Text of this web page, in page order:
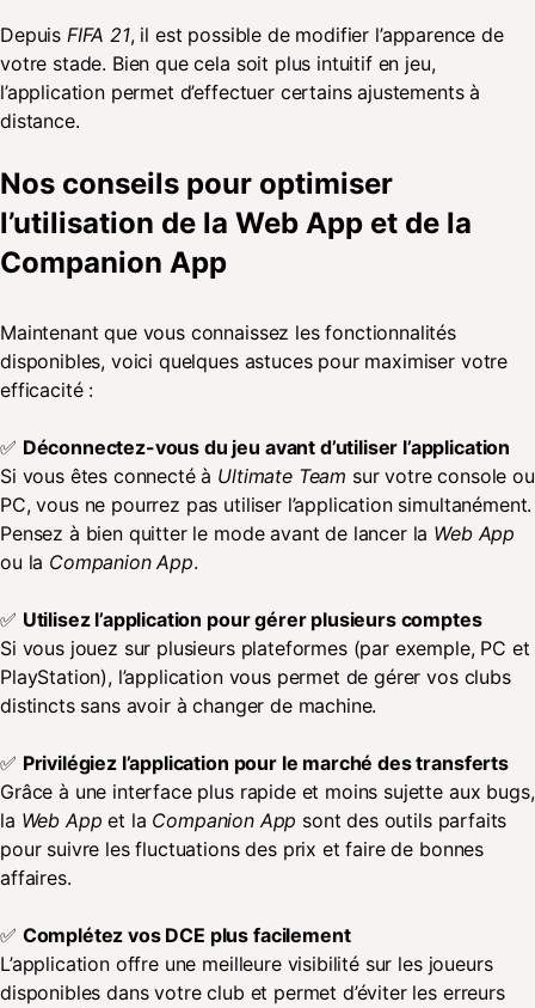
Depuis FIFA 21, il est possible de modifier l’apparence de
votre stade. Bien que cela soit plus intuitif en jeu,
l’application permet d’effectuer certains ajustements à
distance.
Nos conseils pour optimiser
l’utilisation de la Web App et de la
Companion App
Maintenant que vous connaissez les fonctionnalités
disponibles, voici quelques astuces pour maximiser votre
efficacité :
✅ Déconnectez-vous du jeu avant d’utiliser l’application
Si vous êtes connecté à Ultimate Team sur votre console ou
PC, vous ne pourrez pas utiliser l’application simultanément.
Pensez à bien quitter le mode avant de lancer la Web App
ou la Companion App.
✅ Utilisez l’application pour gérer plusieurs comptes
Si vous jouez sur plusieurs plateformes (par exemple, PC et
PlayStation), l’application vous permet de gérer vos clubs
distincts sans avoir à changer de machine.
✅ Privilégiez l’application pour le marché des transferts
Grâce à une interface plus rapide et moins sujette aux bugs,
la Web App et la Companion App sont des outils parfaits
pour suivre les fluctuations des prix et faire de bonnes
affaires.
✅ Complétez vos DCE plus facilement
L’application offre une meilleure visibilité sur les joueurs
disponibles dans votre club et permet d’éviter les erreurs